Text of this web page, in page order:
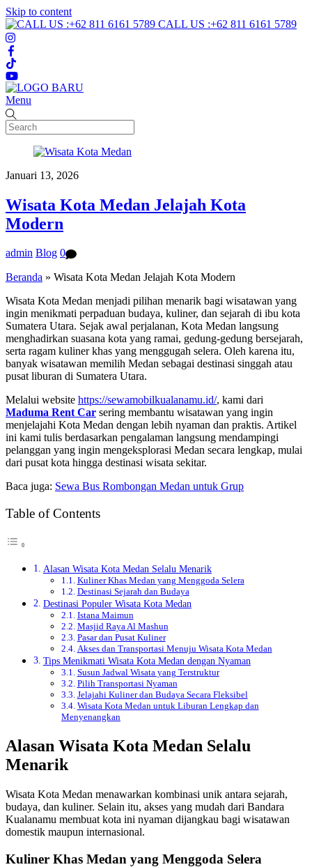
Skip to content
CALL US :+62 811 6161 5789
Menu
Januari 13, 2026
Wisata Kota Medan Jelajah Kota
Modern
admin Blog 0
Beranda » Wisata Kota Medan Jelajah Kota Modern
Wisata Kota Medan menjadi pilihan menarik bagi wisatawan yang
ingin menikmati perpaduan budaya, kuliner, dan sejarah di ibu kota
Sumatera Utara. Sejak awal perjalanan, Kota Medan langsung
menghadirkan suasana kota yang ramai, gedung-gedung bersejarah,
serta ragam kuliner khas yang menggugah selera. Oleh karena itu,
banyak wisatawan memilih Medan sebagai destinasi singgah atau
pusat liburan di Sumatera Utara.
Melalui website https://sewamobilkualanamu.id/, kami dari
Maduma Rent Car sering membantu wisatawan yang ingin
menjelajahi Kota Medan dengan lebih nyaman dan praktis. Artikel
ini kami tulis berdasarkan pengalaman langsung mendampingi
pelanggan yang ingin mengeksplorasi Medan secara lengkap, mulai
dari pusat kota hingga destinasi wisata sekitar.
Baca juga: Sewa Bus Rombongan Medan untuk Grup
Table of Contents
Alasan Wisata Kota Medan Selalu Menarik
Kuliner Khas Medan yang Menggoda Selera
Destinasi Sejarah dan Budaya
Destinasi Populer Wisata Kota Medan
Istana Maimun
Masjid Raya Al Mashun
Pasar dan Pusat Kuliner
Akses dan Transportasi Menuju Wisata Kota Medan
Tips Menikmati Wisata Kota Medan dengan Nyaman
Susun Jadwal Wisata yang Terstruktur
Pilih Transportasi Nyaman
Jelajahi Kuliner dan Budaya Secara Fleksibel
Wisata Kota Medan untuk Liburan Lengkap dan
Menyenangkan
Alasan Wisata Kota Medan Selalu
Menarik
Wisata Kota Medan menawarkan kombinasi unik antara sejarah,
budaya, dan kuliner. Selain itu, akses yang mudah dari Bandara
Kualanamu membuat kota ini nyaman dijangkau bagi wisatawan
domestik maupun internasional.
Kuliner Khas Medan yang Menggoda Selera